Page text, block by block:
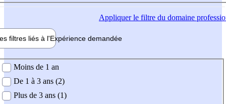
Appliquerle filtre du domaine
filtres liés à l'Expérience demandée
demandée
Moins de 1 an
De 1 à 3 ans (2)
Plus de 3 ans (1)